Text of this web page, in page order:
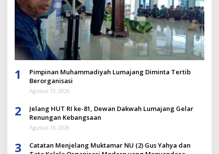
1
Pimpinan Muhammadiyah Lumajang Diminta Tertib
Berorganisasi
Agustus 10, 2026
2
Jelang HUT RI ke-81, Dewan Dakwah Lumajang Gelar
Renungan Kebangsaan
Agustus 10, 2026
3
Catatan Menjelang Muktamar NU (2) Gus Yahya dan